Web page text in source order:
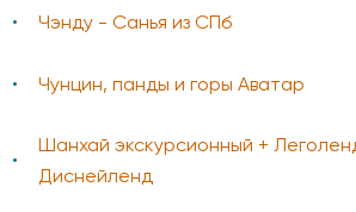
Чэнду - Санья из СПб
Чунцин, панды и горы Аватар
Шанхай экскурсионный +
Диснейленд